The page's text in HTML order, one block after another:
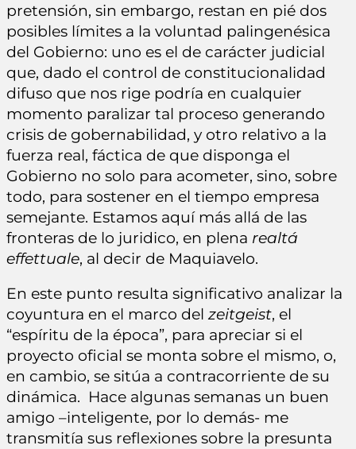
pretensión, sin embargo, restan en pié dos
posibles límites a la voluntad palingenésica
del Gobierno: uno es el de carácter judicial
que, dado el control de constitucionalidad
difuso que nos rige podría en cualquier
momento paralizar tal proceso generando
crisis de gobernabilidad, y otro relativo a la
fuerza real, fáctica de que disponga el
Gobierno no solo para acometer, sino, sobre
todo, para sostener en el tiempo empresa
semejante. Estamos aquí más allá de las
fronteras de lo juridico, en plena realtá
effettuale, al decir de Maquiavelo.
En este punto resulta significativo analizar la
coyuntura en el marco delzeitgeist, el
“espíritu de la época”, para apreciar si el
proyecto oficial se monta sobre el mismo, o,
en cambio, se sitúa a contracorriente de su
dinámica. Hace algunas semanas un buen
amigo –inteligente, por lo demás- me
transmitía sus reflexiones sobre la presunta